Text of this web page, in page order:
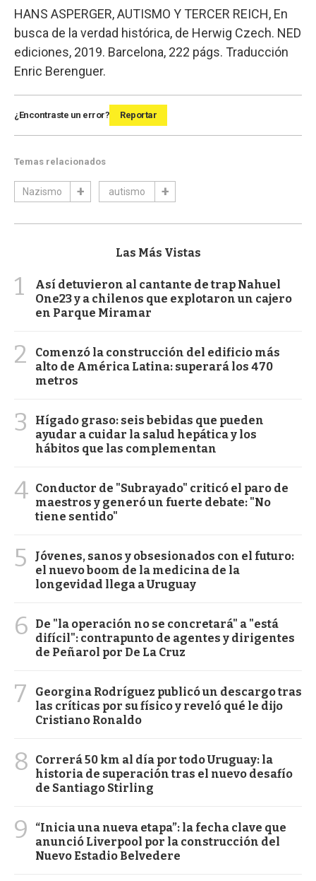
HANS ASPERGER, AUTISMO Y TERCER REICH, En
busca de la verdad histórica, de Herwig Czech. NED
ediciones, 2019. Barcelona, 222 págs. Traducción
Enric Berenguer.
¿Encontraste un error? Reportar
Temas relacionados
Nazismo autismo
Las Más Vistas
1
Así detuvieron al cantante de trap Nahuel
One23 y a chilenos que explotaron un cajero
en Parque Miramar
2
Comenzó la construcción del edificio más
alto de América Latina: superará los 470
metros
3
Hígado graso: seis bebidas que pueden
ayudar a cuidar la salud hepática y los
hábitos que las complementan
4 Conductor de "Subrayado" criticó el paro de
maestros y generó un fuerte debate: "No
tiene sentido"
5
Jóvenes, sanos y obsesionados con el futuro:
el nuevo boom de la medicina de la
longevidad llega a Uruguay
6
De "la operación no se concretará" a "está
difícil": contrapunto de agentes y dirigentes
de Peñarol por De La Cruz
7
Georgina Rodríguez publicó un descargo tras
las críticas por su físico y reveló qué le dijo
Cristiano Ronaldo
8
Correrá 50 km al día por todo Uruguay: la
historia de superación tras el nuevo desafío
de Santiago Stirling
9
“Inicia una nueva etapa”: la fecha clave que
anunció Liverpool por la construcción del
Nuevo Estadio Belvedere